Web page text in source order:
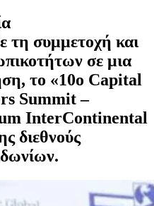
τη συμμετοχή και
σε μια
το «10ο Capital
Summit –
InterContinental
διεθνούς